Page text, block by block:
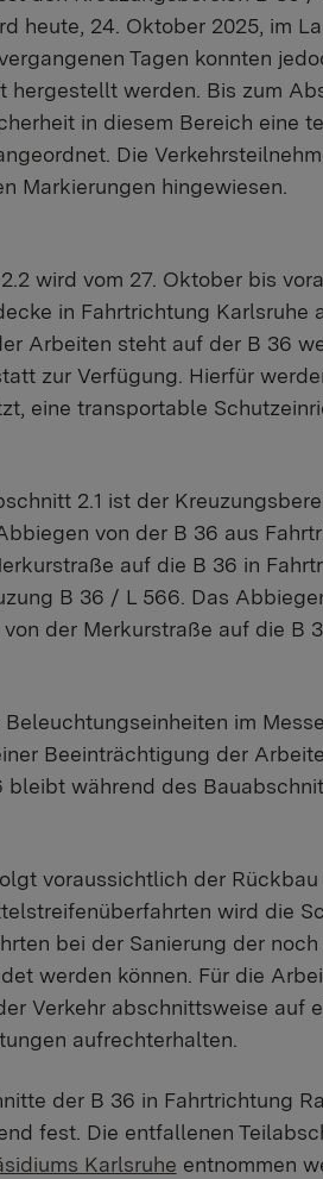
heute, 24. Oktober 2025, im
Tagen konnten
hergestellt werden. Bis zum
in diesem Bereich eine
Die
Markierungen hingewiesen.
wird vom 27. Oktober bis
in Fahrtrichtung Karlsruhe
Arbeiten steht auf der B 36
zur Verfügung. Hierfür
eine transportable
2.1 ist der
von der B 36 aus
auf die B 36 in
B 36 / L 566. Das
der Merkurstraße auf die B
im
Beeinträchtigung der
während des
voraussichtlich der
wird die
bei der Sanierung der
werden können. Für die
Verkehr abschnittsweise auf
aufrechterhalten.
der B 36 in Fahrtrichtung
fest. Die entfallenen
Karlsruhe entnommen